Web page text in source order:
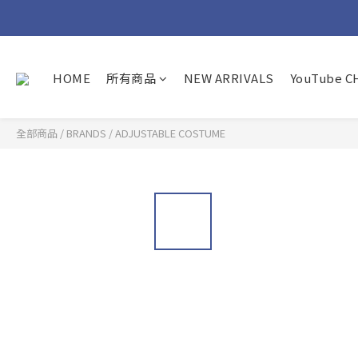
HOME 所有商品 NEW ARRIVALS YouTube
全部商品 / BRANDS /ADJUSTABLE COSTUME